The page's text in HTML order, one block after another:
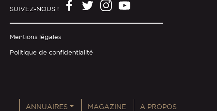
SUIVEZ-NOUS !
Mentions légales
Politique de confidentialité
ANNUAIRES MAGAZINE A PROPOS